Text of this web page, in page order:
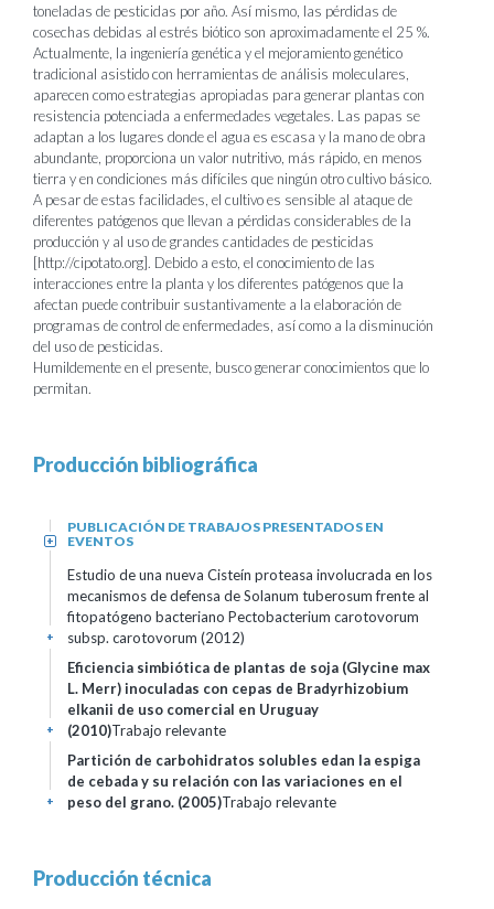
toneladas de pesticidas por año. Así mismo, las pérdidas de
cosechas debidas al estrés biótico son aproximadamente el 25 %.
Actualmente, la ingeniería genética y el mejoramiento genético
tradicional asistido con herramientas de análisis moleculares,
aparecen como estrategias apropiadas para generar plantas con
resistencia potenciada a enfermedades vegetales. Las papas se
adaptan a los lugares donde el agua es escasa y la mano de obra
abundante, proporciona un valor nutritivo, más rápido, en menos
tierra y en condiciones más difíciles que ningún otro cultivo básico.
A pesar de estas facilidades, el cultivo es sensible al ataque de
diferentes patógenos que llevan a pérdidas considerables de la
producción y al uso de grandes cantidades de pesticidas
[http://cipotato.org]. Debido a esto, el conocimiento de las
interacciones entre la planta y los diferentes patógenos que la
afectan puede contribuir sustantivamente a la elaboración de
programas de control de enfermedades, así como a la disminución
del uso de pesticidas.
Humildemente en el presente, busco generar conocimientos que lo
permitan.
Producción bibliográfica
PUBLICACIÓN DE TRABAJOS PRESENTADOS EN
EVENTOS
+
Estudio de una nueva Cisteín proteasa involucrada en los
mecanismos de defensa de Solanum tuberosum frente al
fitopatógeno bacteriano Pectobacterium carotovorum
subsp. carotovorum (2012)
+
Eficiencia simbiótica de plantas de soja (Glycine max
L. Merr) inoculadas con cepas de Bradyrhizobium
elkanii de uso comercial en Uruguay
(2010)Trabajo relevante
+
Partición de carbohidratos solubles edan la espiga
de cebada y su relación con las variaciones en el
peso del grano. (2005)Trabajo relevante
+
Producción técnica